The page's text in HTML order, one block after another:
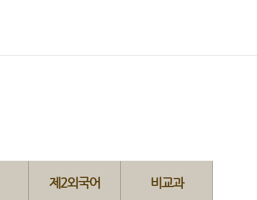
제2외국어 비교과